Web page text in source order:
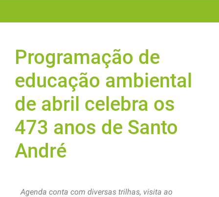
Programação de
educação ambiental
de abril celebra os
473 anos de Santo
André
Agenda conta com diversas trilhas, visita ao